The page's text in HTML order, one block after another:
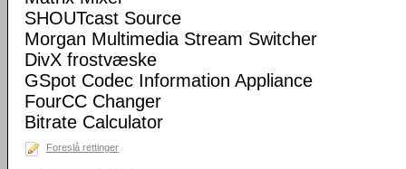
SHOUTcast Source
Morgan Multimedia Stream Switcher
DivX frostvæske
GSpot Codec Information Appliance
FourCC Changer
Bitrate Calculator
Foreslå rettinger